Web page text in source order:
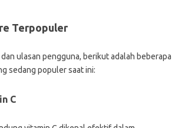
Terpopuler
ulasan pengguna, berikut adalah beberapa
sedang populer saat ini:
C